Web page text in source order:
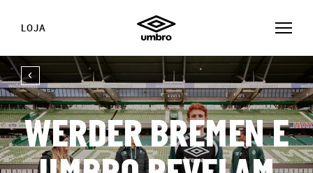
LOJA
WERDER BREMEN E